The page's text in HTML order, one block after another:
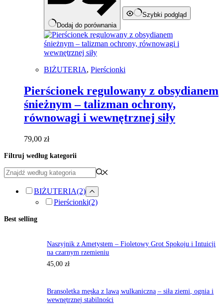
Dodaj do porównania
Szybki podgląd
BIŻUTERIA, Pierścionki
Pierścionek regulowany z obsydianem
śnieżnym – talizman ochrony,
równowagi i wewnętrznej siły
79,00 zł
Filtruj według kategorii
BIŻUTERIA(2)
Pierścionki(2)
Best selling
Naszyjnik z Ametystem – Fioletowy Grot Spokoju i Intuicji
na czarnym rzemieniu
45,00zł
Bransoletka męska z lawą wulkaniczną – siła ziemi, ognia i
wewnętrznej stabilności